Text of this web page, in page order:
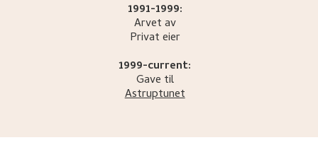
1991-1999:
Arvet av
Privat eier
1999-current:
Gave til
Astruptunet